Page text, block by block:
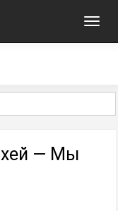
— Мы